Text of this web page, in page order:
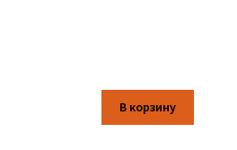
В корзину